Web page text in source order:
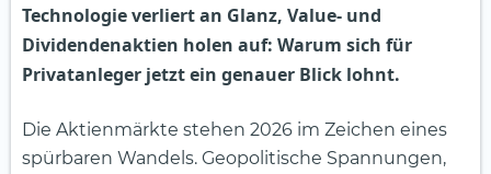
Technologie verliert an Glanz, Value- und
Dividendenaktien holen auf: Warum sich für
Privatanleger jetzt ein genauer Blick lohnt.
Die Aktienmärkte stehen 2026 im Zeichen eines
spürbaren Wandels. Geopolitische Spannungen,